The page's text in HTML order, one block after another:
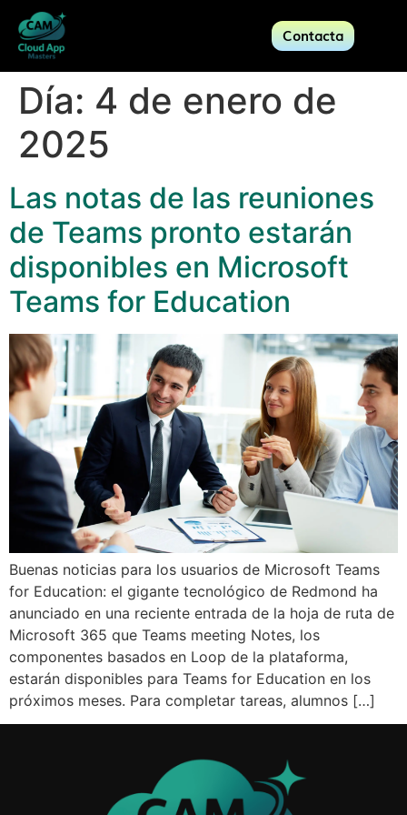
Contacta
Día: 4 de enero de
2025
Las notas de las reuniones
de Teams pronto estarán
disponibles en Microsoft
Teams for Education
Buenas noticias para los usuarios de Microsoft Teams
for Education: el gigante tecnológico de Redmond ha
anunciado en una reciente entrada de la hoja de ruta de
Microsoft 365 que Teams meeting Notes, los
componentes basados en Loop de la plataforma,
estarán disponibles para Teams for Education en los
próximos meses. Para completar tareas, alumnos […]